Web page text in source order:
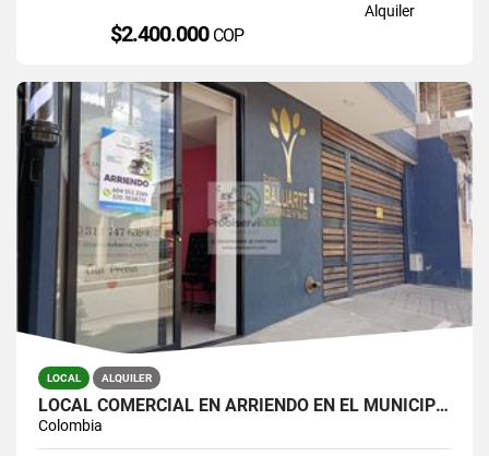
Alquiler
$2.400.000 COP
LOCAL ALQUILER
LOCAL COMERCIAL EN ARRIENDO EN EL MUNICIPIO DE LA CEJA.
Colombia